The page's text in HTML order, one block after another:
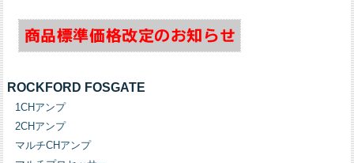
ROCKFORD FOSGATE
1CHアンプ
2CHアンプ
マルチCHアンプ